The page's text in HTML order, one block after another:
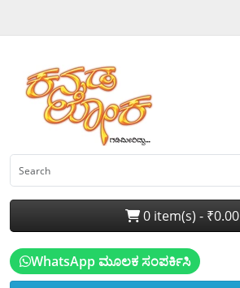
0 item(s) - ₹0.00
WhatsApp ಮೂಲಕ ಸಂಪರ್ಕಿಸಿ